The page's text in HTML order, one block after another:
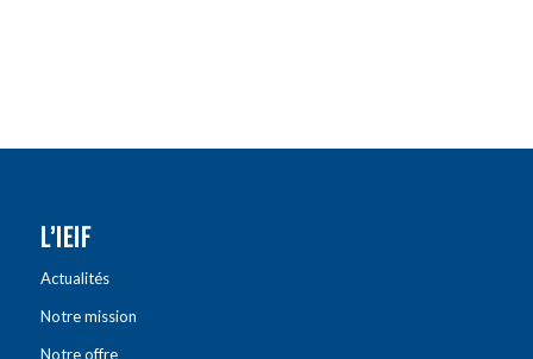
L’IEIF
Actualités
Notre mission
Notre offre